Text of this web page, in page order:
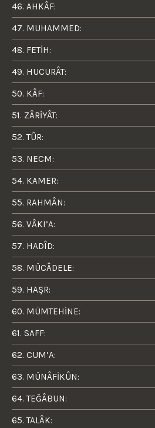
46. AHKÂF:
47. MUHAMMED:
48. FETİH:
49. HUCURÂT:
50. KÂF:
51. ZÂRİYÂT:
52. TÛR:
53. NECM:
54. KAMER:
55. RAHMÂN:
56. VÂKI’A:
57. HADÎD:
58. MÜCÂDELE:
59. HAŞR:
60. MÜMTEHİNE:
61. SAFF:
62. CUM’A:
63. MÜNÂFİKÛN:
64. TEĞÂBUN:
65. TALÂK: